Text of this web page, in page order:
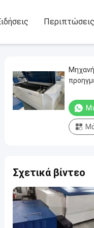
Περιπτώσεις
Σχετικά βίντεο